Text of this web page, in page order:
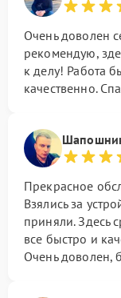
Очень доволен
рекомендую,
к делу! Работа
качественно.
Прекрасное
Взялись за
приняли. Здесь
все быстро и
Очень доволен,